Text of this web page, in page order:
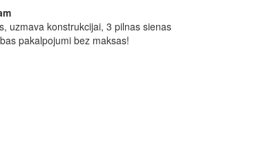
uzmava konstrukcijai, 3 pilnas sienas
pakalpojumi bez maksas!